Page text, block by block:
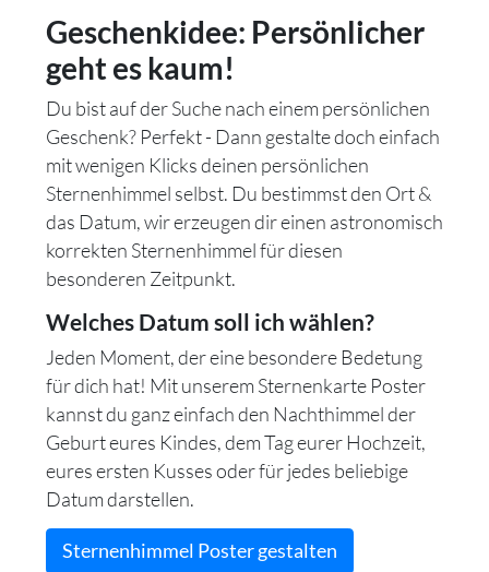
Geschenkidee: Persönlicher
geht es kaum!
Du bist auf der Suche nach einem persönlichen
Geschenk? Perfekt - Dann gestalte doch einfach
mit wenigen Klicks deinen persönlichen
Sternenhimmel selbst. Du bestimmst den Ort &
das Datum, wir erzeugen dir einen astronomisch
korrekten Sternenhimmel für diesen
besonderen Zeitpunkt.
Welches Datum soll ich wählen?
Jeden Moment, der eine besondere Bedetung
für dich hat! Mit unserem Sternenkarte Poster
kannst du ganz einfach den Nachthimmel der
Geburt eures Kindes, dem Tag eurer Hochzeit,
eures ersten Kusses oder für jedes beliebige
Datum darstellen.
Sternenhimmel Poster gestalten